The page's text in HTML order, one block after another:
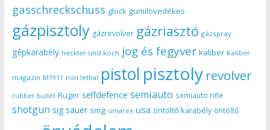
gasschreckschuss glock gumilövedékes
gázpisztoly gázrevolver gázriasztó gázspray
gépkarabély heckler und koch jog és fegyver kaliber Kaliber
magazin M1911 non lethal pistol pisztoly revolver
rubber bullet Ruger selfdefence semiauto semiauto rifle
shotgun sig sauer smg umarex usa öntöltő karabély öntöltő